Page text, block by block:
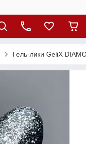
Гель-лики GeliX